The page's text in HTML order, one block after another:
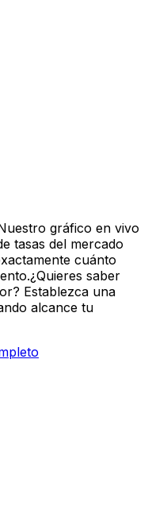
gráfico en vivo
tasas del mercado
cuánto
saber
Establezca una
alcance tu